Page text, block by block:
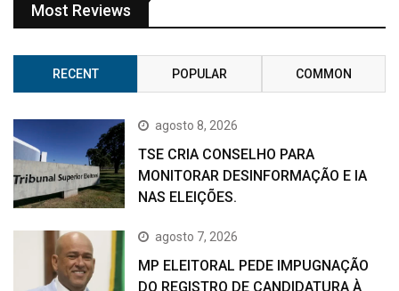
Most Reviews
RECENT POPULAR COMMON
agosto 8, 2026
TSE CRIA CONSELHO PARA
MONITORAR DESINFORMAÇÃO E IA
NAS ELEIÇÕES.
agosto 7, 2026
MP ELEITORAL PEDE IMPUGNAÇÃO
DO REGISTRO DE CANDIDATURA À